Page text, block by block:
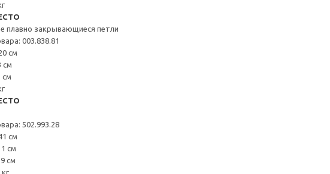
плавно закрывающиеся петли
003.838.81
см
см
см
502.993.28
см
см
см